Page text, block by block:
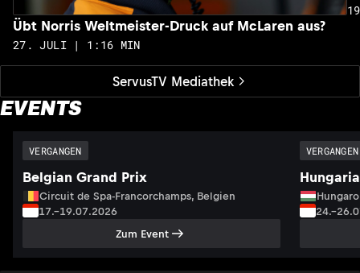
ServusTV Mediathek
Übt Norris Weltmeister-Druck auf McLaren aus?
27. JULI | 1:16 MIN
EVENTS
VERGANGEN
Belgian Grand Prix
Circuit de Spa-Francorchamps, Belgien
17.–19.07.2026
Zum Event
VERGANGEN